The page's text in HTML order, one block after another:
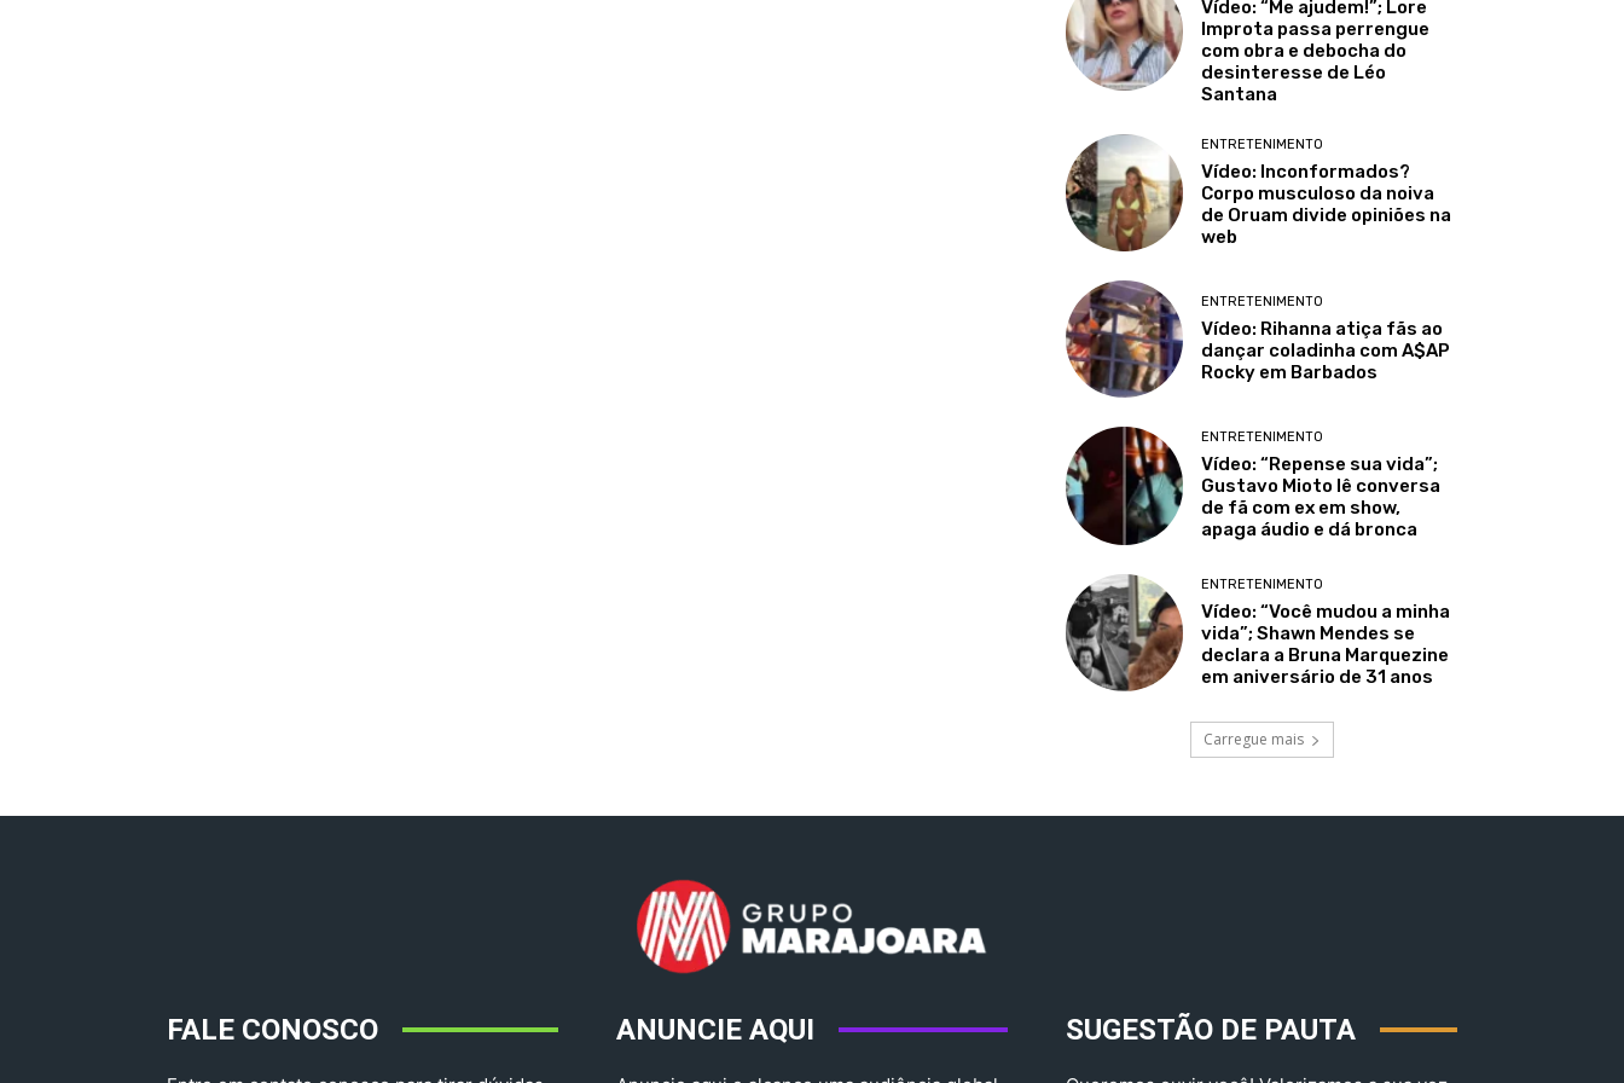
Vídeo: “Me ajudem!”; Lore
Improta passa perrengue
com obra e debocha do
desinteresse de Léo
Santana
ENTRETENIMENTO
Vídeo: Inconformados?
Corpo musculoso da noiva
de Oruam divide opiniões na
web
ENTRETENIMENTO
Vídeo: Rihanna atiça fãs ao
dançar coladinha com A$AP
Rocky em Barbados
ENTRETENIMENTO
Vídeo: “Repense sua vida”;
Gustavo Mioto lê conversa
de fã com ex em show,
apaga áudio e dá bronca
ENTRETENIMENTO
Vídeo: “Você mudou a minha
vida”; Shawn Mendes se
declara a Bruna Marquezine
em aniversário de 31 anos
Carregue mais
FALE CONOSCO ANUNCIE AQUI SUGESTÃO DE PAUTA